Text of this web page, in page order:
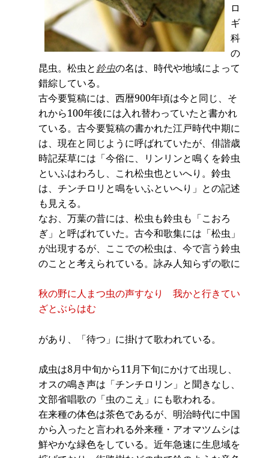
ロ
ギ
科
の
昆虫。松虫と鈴虫の名は、時代や地域によって
錯綜している。
古今要覧稿には、西暦900年頃は今と同じ、そ
れから100年後には入れ替わっていたと書かれ
ている。古今要覧稿の書かれた江戸時代中期に
は、現在と同じように呼ばれていたが、俳諧歳
時記栞草には「今俗に、リンリンと鳴くを鈴虫
といふはわろし、これ松虫也といへり。鈴虫
は、チンチロリと鳴をいふといへり」との記述
も見える。
なお、万葉の昔には、松虫も鈴虫も「こおろ
ぎ」と呼ばれていた。古今和歌集には「松虫」
が出現するが、ここでの松虫は、今で言う鈴虫
のことと考えられている。詠み人知らずの歌に
秋の野に人まつ虫の声すなり 我かと行きてい
ざとぶらはむ
があり、「待つ」に掛けて歌われている。
成虫は8月中旬から11月下旬にかけて出現し、
オスの鳴き声は「チンチロリン」と聞きなし、
文部省唱歌の「虫のこえ」にも歌われる。
在来種の体色は茶色であるが、明治時代に中国
から入ったと言われる外来種・アオマツムシは
鮮やかな緑色をしている。近年急速に生息域を